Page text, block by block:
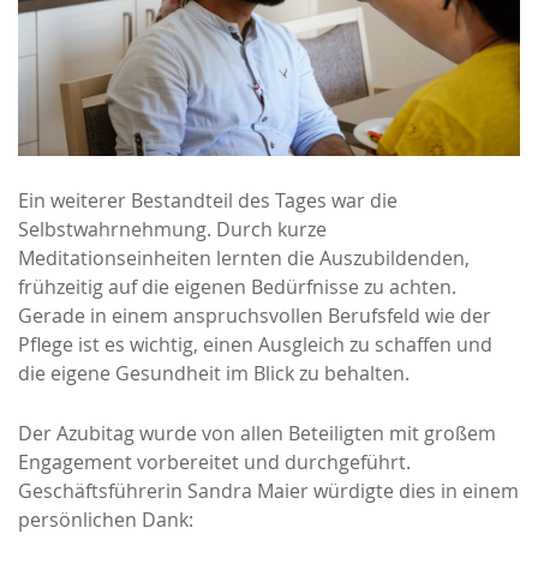
Ein weiterer Bestandteil des Tages war die
Selbstwahrnehmung. Durch kurze
Meditationseinheiten lernten die Auszubildenden,
frühzeitig auf die eigenen Bedürfnisse zu achten.
Gerade in einem anspruchsvollen Berufsfeld wie der
Pflege ist es wichtig, einen Ausgleich zu schaffen und
die eigene Gesundheit im Blick zu behalten.
Der Azubitag wurde von allen Beteiligten mit großem
Engagement vorbereitet und durchgeführt.
Geschäftsführerin Sandra Maier würdigte dies in einem
persönlichen Dank: